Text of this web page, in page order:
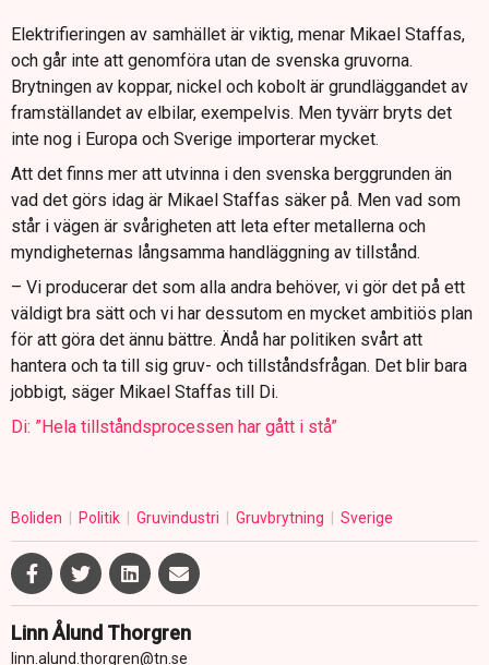
Elektrifieringen av samhället är viktig, menar Mikael Staffas,
och går inte att genomföra utan de svenska gruvorna.
Brytningen av koppar, nickel och kobolt är grundläggandet av
framställandet av elbilar, exempelvis. Men tyvärr bryts det
inte nog i Europa och Sverige importerar mycket.
Att det finns mer att utvinna i den svenska berggrunden än
vad det görs idag är Mikael Staffas säker på. Men vad som
står i vägen är svårigheten att leta efter metallerna och
myndigheternas långsamma handläggning av tillstånd.
– Vi producerar det som alla andra behöver, vi gör det på ett
väldigt bra sätt och vi har dessutom en mycket ambitiös plan
för att göra det ännu bättre. Ändå har politiken svårt att
hantera och ta till sig gruv- och tillståndsfrågan. Det blir bara
jobbigt, säger Mikael Staffas till Di.
Di: ”Hela tillståndsprocessen har gått i stå”
Boliden Politik Gruvindustri Gruvbrytning Sverige
Linn Ålund Thorgren
linn.alund.thorgren@tn.se